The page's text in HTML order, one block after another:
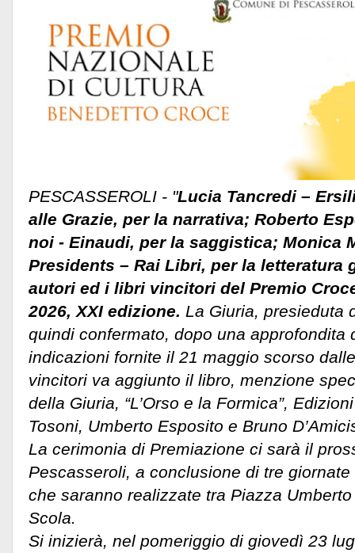
PESCASSEROLI - "Lucia Tancredi –
alle Grazie, per la narrativa; Roberto
noi - Einaudi, per la saggistica; Monica
Presidents – Rai Libri, per la letteratura
autori ed i libri vincitori del Premio
2026, XXI edizione. La Giuria, presieduta
quindi confermato, dopo una approfondita
indicazioni fornite il 21 maggio scorso
vincitori va aggiunto il libro, menzione
della Giuria, “L’Orso e la Formica”,
Tosoni, Umberto Esposito e Bruno
La cerimonia di Premiazione ci sarà il
Pescasseroli, a conclusione di tre
che saranno realizzate tra Piazza
Scola.
Si inizierà, nel pomeriggio di giovedì 23